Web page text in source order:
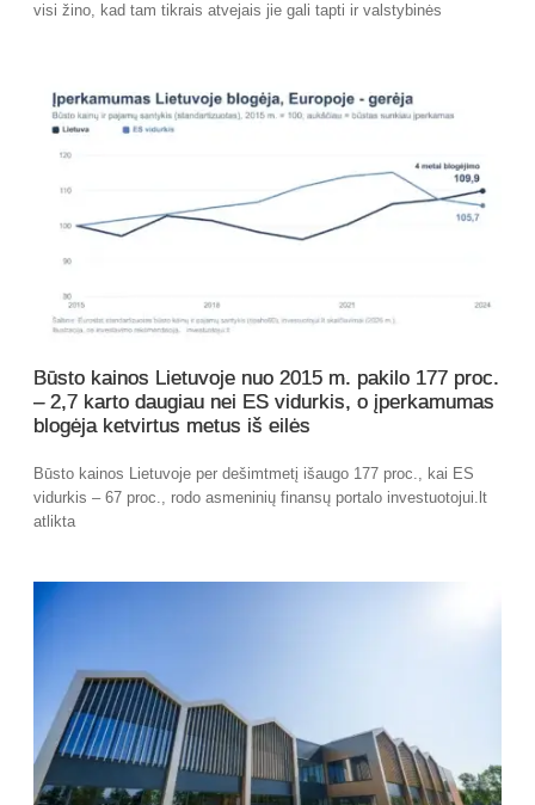
visi žino, kad tam tikrais atvejais jie gali tapti ir valstybinės
Būsto kainos Lietuvoje nuo 2015 m. pakilo 177 proc.
– 2,7 karto daugiau nei ES vidurkis, o įperkamumas
blogėja ketvirtus metus iš eilės
Būsto kainos Lietuvoje per dešimtmetį išaugo 177 proc., kai ES
vidurkis – 67 proc., rodo asmeninių finansų portalo investuotojui.lt
atlikta